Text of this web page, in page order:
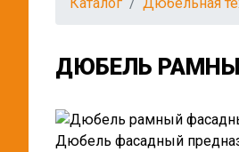
ДЮБЕЛЬ
Дюбель фасадный